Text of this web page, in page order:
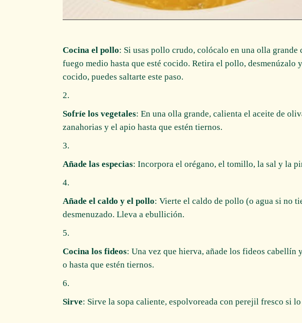
Cocina el pollo: Si usas pollo crudo, colócalo en una olla grande
fuego medio hasta que esté cocido. Retira el pollo, desmenúzalo
cocido, puedes saltarte este paso.
Sofríe los vegetales: En una olla grande, calienta el aceite de
zanahorias y el apio hasta que estén tiernos.
Añade las especias: Incorpora el orégano, el tomillo, la sal y la
Añade el caldo y el pollo: Vierte el caldo de pollo (o agua si no
desmenuzado. Lleva a ebullición.
Cocina los fideos: Una vez que hierva, añade los fideos cabellín
o hasta que estén tiernos.
Sirve: Sirve la sopa caliente, espolvoreada con perejil fresco si lo